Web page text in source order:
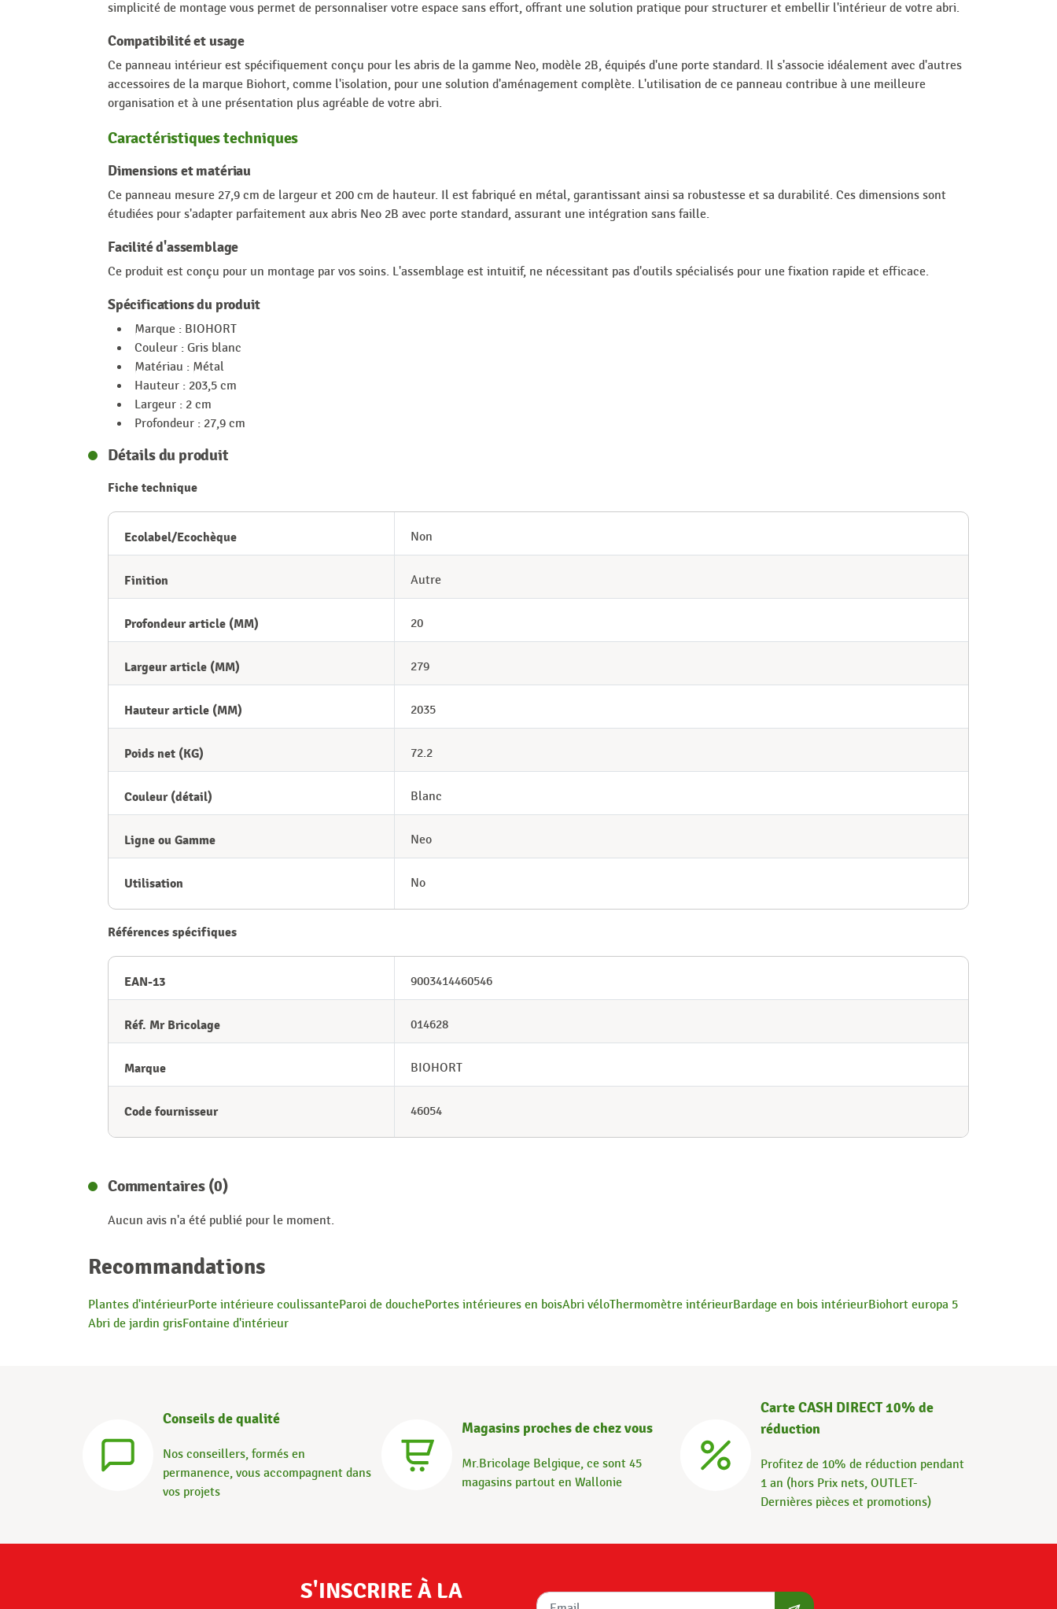
simplicité de montage vous permet de personnaliser votre espace sans effort, offrant une solution pratique pour structurer et embellir l'intérieur de votre abri.
Compatibilité et usage
Ce panneau intérieur est spécifiquement conçu pour les abris de la gamme Neo, modèle 2B, équipés d'une porte standard. Il s'associe idéalement avec d'autres
accessoires de la marque Biohort, comme l'isolation, pour une solution d'aménagement complète. L'utilisation de ce panneau contribue à une meilleure
organisation et à une présentation plus agréable de votre abri.
Caractéristiques techniques
Dimensions et matériau
Ce panneau mesure 27,9 cm de largeur et 200 cm de hauteur. Il est fabriqué en métal, garantissant ainsi sa robustesse et sa durabilité. Ces dimensions sont
étudiées pour s'adapter parfaitement aux abris Neo 2B avec porte standard, assurant une intégration sans faille.
Facilité d'assemblage
Ce produit est conçu pour un montage par vos soins. L'assemblage est intuitif, ne nécessitant pas d'outils spécialisés pour une fixation rapide et efficace.
Spécifications du produit
Marque : BIOHORT
Couleur : Gris blanc
Matériau : Métal
Hauteur : 203,5 cm
Largeur : 2 cm
Profondeur : 27,9 cm
Détails du produit
Fiche technique
Ecolabel/Ecochèque Non
Finition Autre
Profondeur article (MM) 20
Largeur article (MM) 279
Hauteur article (MM) 2035
Poids net (KG) 72.2
Couleur (détail) Blanc
Ligne ou Gamme Neo
Utilisation No
Références spécifiques
EAN-13 9003414460546
Réf. Mr Bricolage 014628
Marque BIOHORT
Code fournisseur 46054
Commentaires (0)
Aucun avis n'a été publié pour le moment.
Recommandations
Plantes d'intérieurPorte intérieure coulissanteParoi de douchePortes intérieures en boisAbri véloThermomètre intérieurBardage en bois intérieurBiohort europa 5
Abri de jardin grisFontaine d'intérieur
Conseils de qualité
Nos conseillers, formés en
permanence, vous accompagnent dans
vos projets
Magasins proches de chez vous
Mr.Bricolage Belgique, ce sont 45
magasins partout en Wallonie
Carte CASH DIRECT 10% de
réduction
Profitez de 10% de réduction pendant
1 an (hors Prix nets, OUTLET-
Dernières pièces et promotions)
S'INSCRIRE À LA